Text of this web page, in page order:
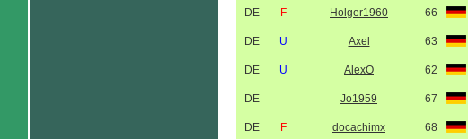
DE F Holger1960 66
DE U Axel 63
DE U AlexO 62
DE Jo1959 67
DE F docachimx 68